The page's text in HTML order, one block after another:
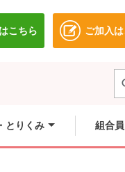
こちら
ウィンドウで開きます。
ご加入
別
とりくみ 組合